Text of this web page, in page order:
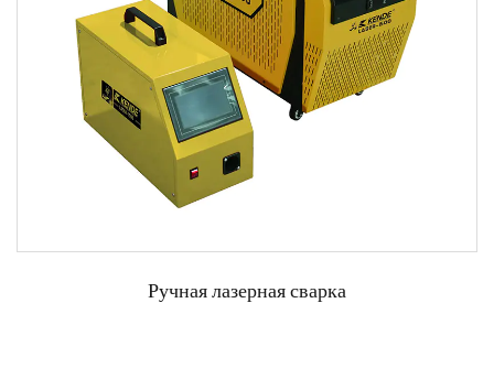
технологии, такие как инвертор IGBT, импуль...
ЧИТАТЬ ДАЛЕЕ
Ручная лазерная сварка